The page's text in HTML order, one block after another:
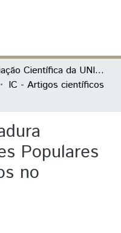
Iniciação Científica da UNILA (IC)
IC - Artigos científicos
Populares
no